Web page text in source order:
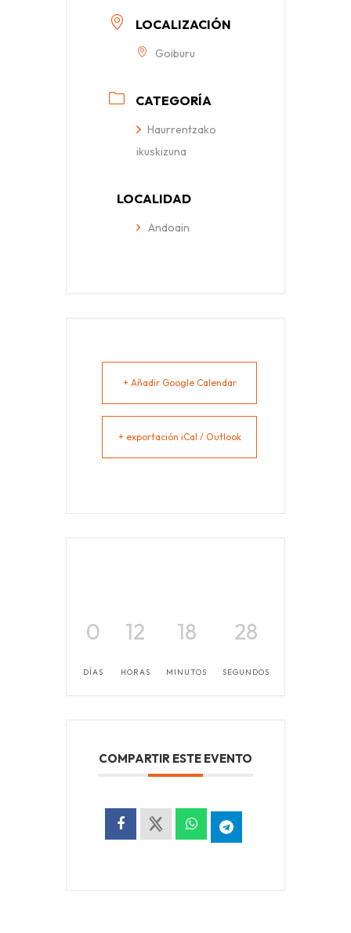
LOCALIZACIÓN
Goiburu
CATEGORÍA
Haurrentzako
ikuskizuna
LOCALIDAD
Andoain
+ Añadir Google Calendar
+ exportación iCal / Outlook
0
DÍAS
12
HORAS
18
MINUTOS
28
SEGUNDOS
COMPARTIR ESTE EVENTO